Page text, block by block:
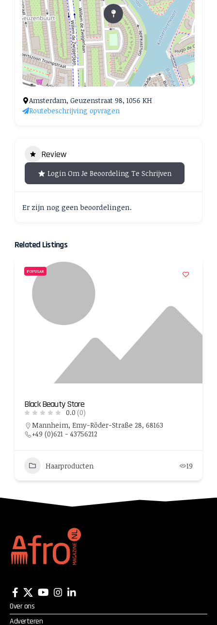
Amsterdam, Geuzenstraat 98, 1056 KH
Routebeschrijving opvragen
Review
Login Om Je Beoordeling Te Schrijven
Er zijn nog geen beoordelingen.
Related Listings
POPULAR
Black Beauty Store
0.0 (0)
Mannheim, Emy-Röder-Straße 28, 68163
+49 (0)621 - 43756212
Haarproducten 19
Over ons
Adverteren